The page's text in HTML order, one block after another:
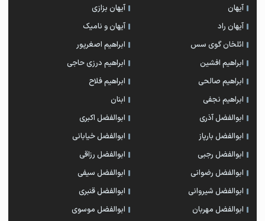
آیهان
آیهان بزازی
آیهان راد
آیهان و نامیک
ائلخان گوی سس
ابراهیم اصغرپور
ابراهیم افشین
ابراهیم درزی حاجی
ابراهیم صالحی
ابراهیم فلاح
ابراهیم نجفی
ابنان
ابوالفضل آذری
ابوالفضل اکبری
ابوالفضل بارپاز
ابوالفضل خیابانی
ابوالفضل رجبی
ابوالفضل رزاقی
ابوالفضل رضوانی
ابوالفضل سیفی
ابوالفضل شیروانی
ابوالفضل قنبری
ابوالفضل مهربان
ابوالفضل موسوی